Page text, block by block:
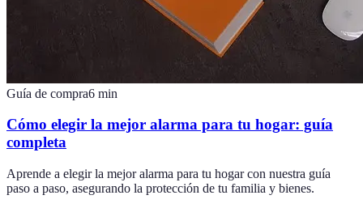
Guía de compra6 min
Cómo elegir la mejor alarma para tu hogar: guía
completa
Aprende a elegir la mejor alarma para tu hogar con nuestra guía
paso a paso, asegurando la protección de tu familia y bienes.